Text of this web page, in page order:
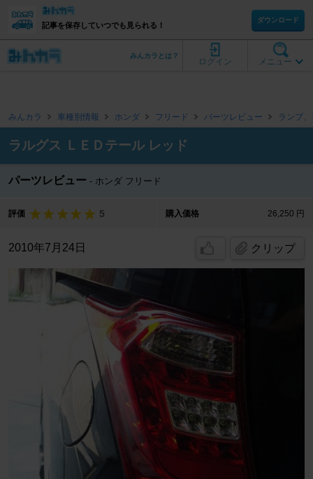
記事を保存していつでも見られる！
ダウンロード
メニュー
ログイン
みんカラとは？
みんカラ 車種別情報 ホンダ フリード パーツレビュー ランプ
ラルグス ＬＥＤテール レッド
パーツレビュー ホンダ フリード
評価 5 購入価格 26,250 円
2010年7月24日 クリップ